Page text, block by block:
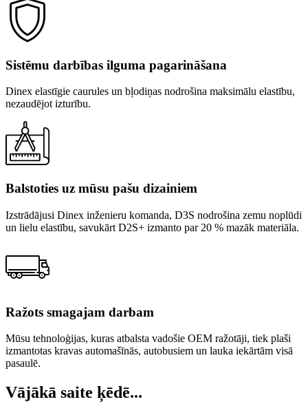
Sistēmu darbības ilguma pagarināšana
Dinex elastīgie caurules un bļodiņas nodrošina maksimālu elastību,
nezaudējot izturību.
Balstoties uz mūsu pašu dizainiem
Izstrādājusi Dinex inženieru komanda, D3S nodrošina zemu noplūdi
un lielu elastību, savukārt D2S+ izmanto par 20 % mazāk materiāla.
Ražots smagajam darbam
Mūsu tehnoloģijas, kuras atbalsta vadošie OEM ražotāji, tiek plaši
izmantotas kravas automašīnās, autobusiem un lauka iekārtām visā
pasaulē.
Vājākā saite ķēdē...